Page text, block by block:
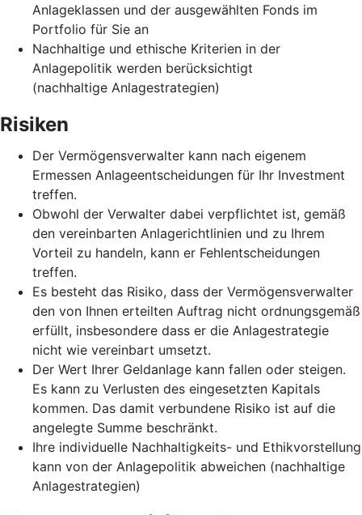
Anlageklassen und der ausgewählten Fonds im
Portfolio für Sie an
Nachhaltige und ethische Kriterien in der
Anlagepolitik werden berücksichtigt
(nachhaltige Anlagestrategien)
Risiken
Der Vermögensverwalter kann nach eigenem
Ermessen Anlageentscheidungen für Ihr Investment
treffen.
Obwohl der Verwalter dabei verpflichtet ist, gemäß
den vereinbarten Anlagerichtlinien und zu Ihrem
Vorteil zu handeln, kann er Fehlentscheidungen
treffen.
Es besteht das Risiko, dass der Vermögensverwalter
den von Ihnen erteilten Auftrag nicht ordnungsgemäß
erfüllt, insbesondere dass er die Anlagestrategie
nicht wie vereinbart umsetzt.
Der Wert Ihrer Geldanlage kann fallen oder steigen.
Es kann zu Verlusten des eingesetzten Kapitals
kommen. Das damit verbundene Risiko ist auf die
angelegte Summe beschränkt.
Ihre individuelle Nachhaltigkeits- und Ethikvorstellung
kann von der Anlagepolitik abweichen (nachhaltige
Anlagestrategien)